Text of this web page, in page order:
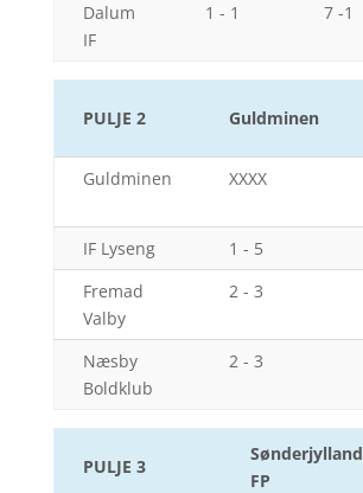
Dalum
IF
1 - 1 7 -1
PULJE 2 Guldminen
Guldminen XXXX
IF Lyseng 1 - 5
Fremad
Valby
2 - 3
Næsby
Boldklub
2 - 3
PULJE 3
Sønderjylland
FP